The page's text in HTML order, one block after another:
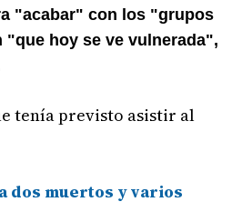
"acabar" con los "grupos
hoy se ve vulnerada",
tenía previsto asistir al
dos muertos y varios